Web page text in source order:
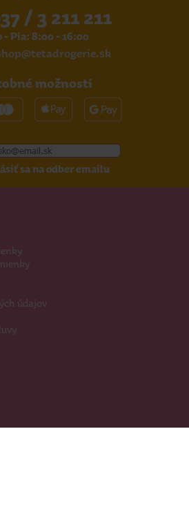
/ 3 211 211
- Pia: 8:00 - 16:00
možnosti
sa na odber emailu
údajov